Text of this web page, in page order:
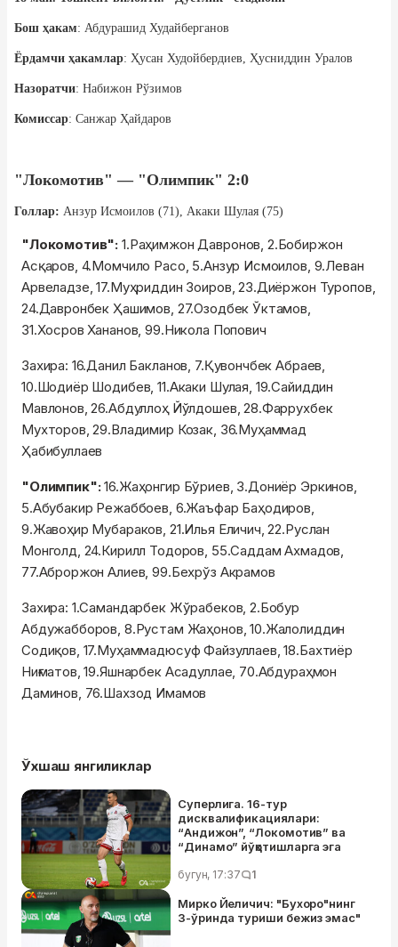
Бош ҳакам: Абдурашид Худайберганов
Ёрдамчи ҳакамлар: Ҳусан Худойбердиев, Ҳусниддин Уралов
Назоратчи: Набижон Рўзимов
Комиссар: Санжар Ҳайдаров
"Локомотив" — "Олимпик" 2:0
Голлар: Анзур Исмоилов (71), Акаки Шулая (75)
"Локомотив":1.Раҳимжон Давронов, 2.Бобиржон
Асқаров, 4.Момчило Расо, 5.Анзур Исмоилов, 9.Леван
Арвеладзе, 17.Муҳриддин Зоиров, 23.Диёржон Туропов,
24.Давронбек Ҳашимов, 27.Озодбек Ўктамов,
31.Хосров Хананов, 99.Никола Попович
Захира: 16.Данил Бакланов, 7.Қувончбек Абраев,
10.Шодиёр Шодибев, 11.Акаки Шулая, 19.Сайиддин
Мавлонов, 26.Абдуллоҳ Йўлдошев, 28.Фаррухбек
Мухторов, 29.Владимир Козак, 36.Муҳаммад
Ҳабибуллаев
"Олимпик":16.Жаҳонгир Бўриев, 3.Дониёр Эркинов,
5.Абубакир Режаббоев, 6.Жаъфар Баҳодиров,
9.Жавоҳир Мубараков, 21.Илья Еличич, 22.Руслан
Монголд, 24.Кирилл Тодоров, 55.Саддам Ахмадов,
77.Аброржон Алиев, 99.Бехрўз Акрамов
Захира: 1.Самандарбек Жўрабеков, 2.Бобур
Абдужабборов, 8.Рустам Жаҳонов, 10.Жалолиддин
Содиқов, 17.Муҳаммадюсуф Файзуллаев, 18.Бахтиёр
Ниғматов, 19.Яшнарбек Асадуллае, 70.Абдураҳмон
Даминов, 76.Шахзод Имамов
Ўхшаш янгиликлар
Суперлига. 16-тур
дисквалификациялари:
“Андижон”, “Локомотив” ва
“Динамо” йўқотишларга эга
бугун, 17:37 1
Мирко Йеличич: "Бухоро"нинг
3-ўринда туриши бежиз эмас"